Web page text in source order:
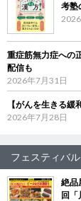
考塾
重症筋無力症への
配信も
2026年7月31日
【がんを生きる
2026年7月28日
フェスティバル
絶品
回「